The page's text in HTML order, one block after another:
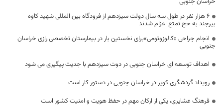
۶ هزار نفر در طول سه سال دولت سیزدهم از فرودگاه بین المللی شهید کاوه
بیرجند به حج تمتع اعزام شدند
انجام جراحی «کالوزوتومی»برای نخستین بار در بیمارستان تخصصی رازی خراسان
جنوبی
اهداف توسعه ای خراسان جنوبی در دوت سیزدهم با جدیت پیگیری می شود
رویداد گردشگری کویر در خراسان جنوبی در دستور کار است
فرهنگ عشایری، یکی از ارکان مهم در حفظ هویت و امنیت کشور است